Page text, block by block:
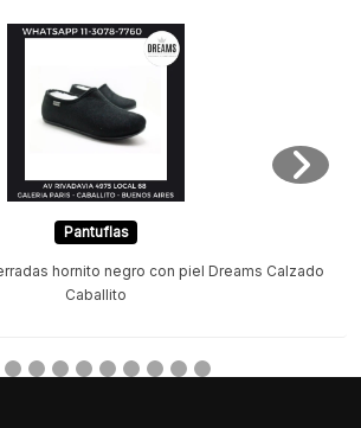
Pantuflas
hornito negro con piel Dreams Calzado
Caballito